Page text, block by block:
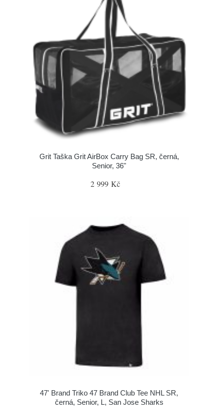
Grit Taška Grit AirBox Carry Bag SR, černá,
Senior, 36"
2 999 Kč
47' Brand Triko 47 Brand Club Tee NHL SR,
černá, Senior, L, San Jose Sharks